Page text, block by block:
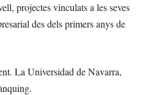
projectes vinculats a les seves
des dels primers anys de
La Universidad de Navarra,